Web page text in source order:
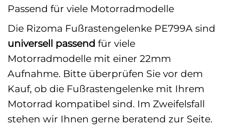
Passend für viele Motorradmodelle
Die Rizoma Fußrastengelenke PE799A sind
universell passend für viele
Motorradmodelle mit einer 22mm
Aufnahme. Bitte überprüfen Sie vor dem
Kauf, ob die Fußrastengelenke mit Ihrem
Motorrad kompatibel sind. Im Zweifelsfall
stehen wir Ihnen gerne beratend zur Seite.